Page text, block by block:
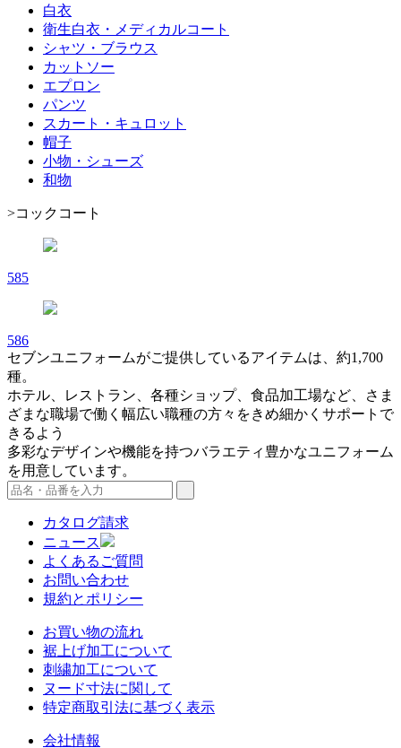
白衣
衛生白衣・メディカルコート
シャツ・ブラウス
カットソー
エプロン
パンツ
スカート・キュロット
帽子
小物・シューズ
和物
>コックコート
585
586
セブンユニフォームがご提供しているアイテムは、約1,700
種。
ホテル、レストラン、各種ショップ、食品加工場など、さま
ざまな職場で働く幅広い職種の方々をきめ細かくサポートで
きるよう
多彩なデザインや機能を持つバラエティ豊かなユニフォーム
を用意しています。
カタログ請求
ニュース
よくあるご質問
お問い合わせ
規約とポリシー
お買い物の流れ
裾上げ加工について
刺繍加工について
ヌード寸法に関して
特定商取引法に基づく表示
会社情報